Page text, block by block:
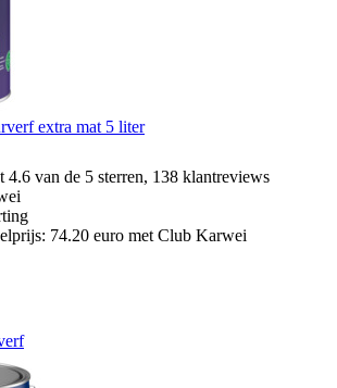
extra mat 5 liter
4.6 van de 5 sterren, 138 klantreviews
74.20 euro met Club Karwei